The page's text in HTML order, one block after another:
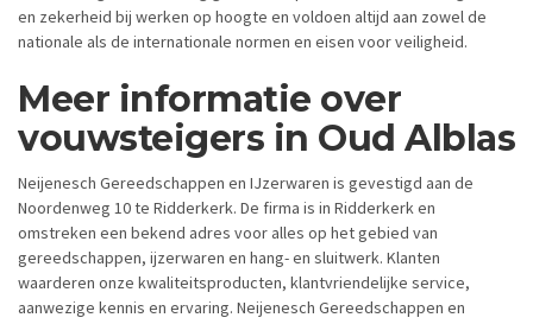
en zekerheid bij werken op hoogte en voldoen altijd aan zowel de
nationale als de internationale normen en eisen voor veiligheid.
Meer informatie over
vouwsteigers in Oud Alblas
Neijenesch Gereedschappen en IJzerwaren is gevestigd aan de
Noordenweg 10 te Ridderkerk. De firma is in Ridderkerk en
omstreken een bekend adres voor alles op het gebied van
gereedschappen, ijzerwaren en hang- en sluitwerk. Klanten
waarderen onze kwaliteitsproducten, klantvriendelijke service,
aanwezige kennis en ervaring. Neijenesch Gereedschappen en